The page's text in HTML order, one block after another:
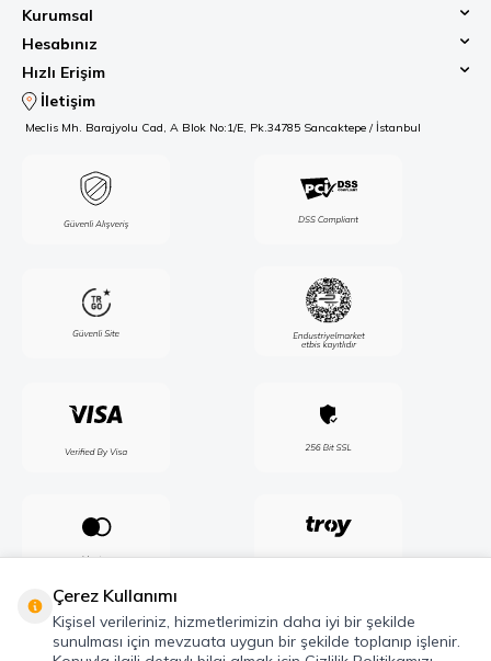
Kurumsal
Hesabınız
Hızlı Erişim
İletişim
Meclis Mh. Barajyolu Cad, A Blok No:1/E, Pk.34785 Sancaktepe / İstanbul
Çerez Kullanımı
Kişisel verileriniz, hizmetlerimizin daha iyi bir şekilde
sunulması için mevzuata uygun bir şekilde toplanıp işlenir.